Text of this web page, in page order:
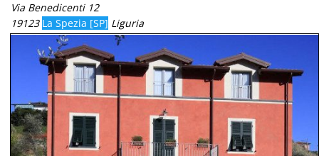
Via Benedicenti 12
19123 La Spezia [SP] Liguria